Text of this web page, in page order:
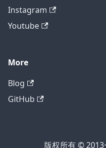
Instagram
Youtube
More
Blog
GitHub
版权所有 ©